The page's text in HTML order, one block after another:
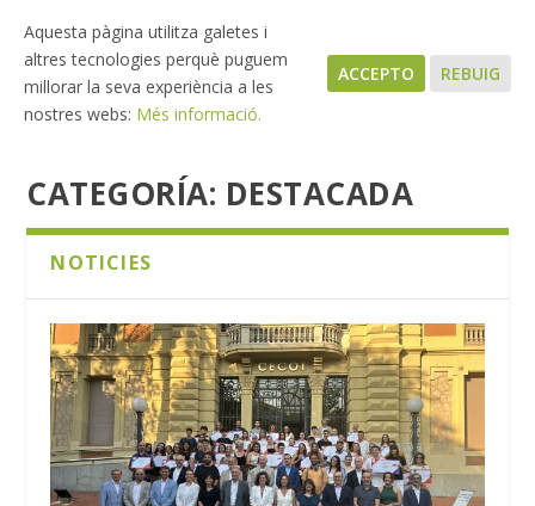
CATEGORÍA: DESTACADA
NOTICIES
Aquesta pàgina utilitza galetes i
altres tecnologies perquè puguem
millorar la seva experiència a les
nostres webs: Més informació.
ACCEPTO REBUIG